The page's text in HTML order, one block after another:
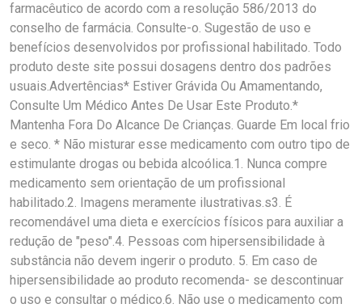
farmacêutico de acordo com a resolução 586/2013 do
conselho de farmácia. Consulte-o. Sugestão de uso e
benefícios desenvolvidos por profissional habilitado. Todo
produto deste site possui dosagens dentro dos padrões
usuais.Advertências* Estiver Grávida Ou Amamentando,
Consulte Um Médico Antes De Usar Este Produto.*
Mantenha Fora Do Alcance De Crianças. Guarde Em local frio
e seco. * Não misturar esse medicamento com outro tipo de
estimulante drogas ou bebida alcoólica.1. Nunca compre
medicamento sem orientação de um profissional
habilitado.2. Imagens meramente ilustrativas.s3. É
recomendável uma dieta e exercícios físicos para auxiliar a
redução de "peso".4. Pessoas com hipersensibilidade à
substância não devem ingerir o produto. 5. Em caso de
hipersensibilidade ao produto recomenda- se descontinuar
o uso e consultar o médico.6. Não use o medicamento com